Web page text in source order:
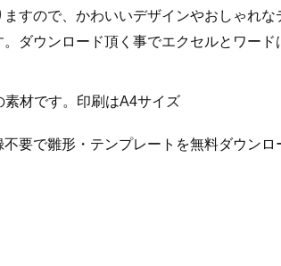
すので、かわいいデザインやおしゃれ
ダウンロード頂く事でエクセルとワード
材です。印刷はA4サイズ
要で雛形・テンプレートを無料ダウンロ